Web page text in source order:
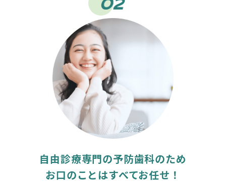
自由診療専門の予防歯科のため
お口のことはすべてお任せ！